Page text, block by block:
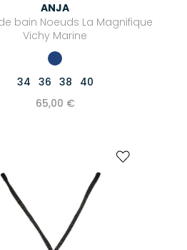
ANJA
bain Noeuds La Magnifique
Vichy Marine
34 36 38
40
65,00 €